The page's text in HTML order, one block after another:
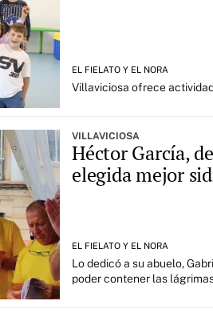
EL FIELATO Y EL NORA
Villaviciosa ofrece
VILLAVICIOSA
Héctor García,
elegida mejor
EL FIELATO Y EL NORA
Lo dedicó a su abuelo,
poder contener las